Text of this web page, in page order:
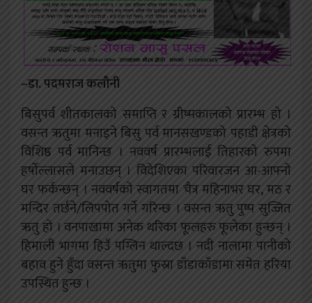
–डा. पदमराज कलौनी
बिसुपर्व शीतकालको समाप्ति र ग्रीष्मकालको प्रारम्भ हो ।
वसन्त ऋतुमा मनाइने बिसु पर्व मानसखण्डको पहाडी क्षेत्रको
विशिष्ठ पर्व मानिन्छ । नववर्ष प्रारम्भलाई तिहारको रुपमा
हर्षोल्लासले मनाउछन् । विदेशिएका परिवारजन आ-आफ्नो
घर फर्कन्छन् । नववर्षको स्वागतमा चैत्र महिनाभर घर, मठ र
मन्दिर तर्छने/लिपपोत गर्ने गरिन्छ । वसन्त ऋतु पुष्प सुज्जित
ऋतु हो । वनपाखामा अनेक थरिका फूलहरु फूलेका हुन्छन् ।
हिमाली भागमा हिउँ पग्लिन थाल्दछ । नदी नालामा पानीको
बहाव हुने हुँदा वसन्त ऋतुमा फुस्रा डाँडाकाँडामा समेत हरिया
उपस्थित हुन्छ ।